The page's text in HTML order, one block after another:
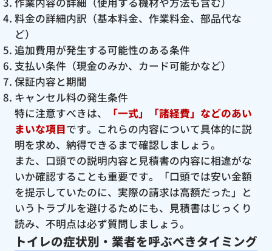
料金の詳細内訳（基本料金、作業料金、部品代な
ど）
追加費用が発生する可能性のある条件
支払い条件（現金のみか、カード可能かなど）
保証内容と期間
キャンセル料の発生条件
特に注意すべきは、
「一式」「諸経費」などのあい
まいな項目です。これらの内容について具体的に説
明を求め、納得できるまで確認しましょう。
また、口頭での説明内容と見積書の内容に相違がな
いか確認することも重要です。「口頭では安い金額
を提示していたのに、実際の請求は高額だった」と
いうトラブルを避けるためにも、見積書はじっくり
読み、不明点は必ず質問しましょう。
トイレの症状別・業者を呼ぶべきタイミング